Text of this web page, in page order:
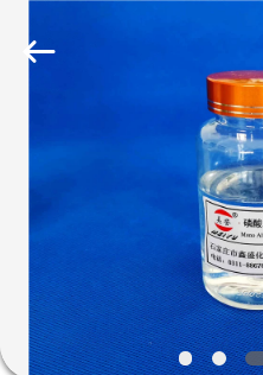
PRODUITS
VIDÉOS
Rights